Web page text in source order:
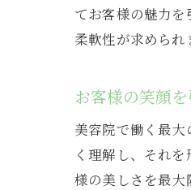
てお客様の魅力
柔軟性が求めら
お客様の笑顔
美容院で働く最
く理解し、それ
様の美しさを最